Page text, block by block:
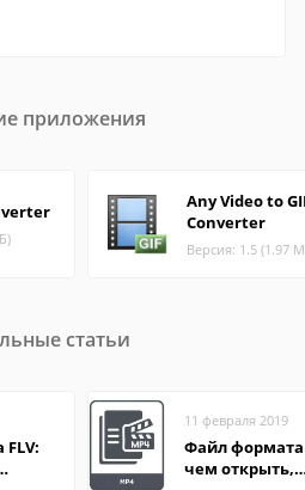
приложения
Any Video to
Converter
Версия: 1.5 (1.97
статьи
11 февраля 2019
Файл формата
чем открыть,